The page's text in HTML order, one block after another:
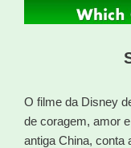
O filme da Disney
de coragem, amor e
antiga China, conta